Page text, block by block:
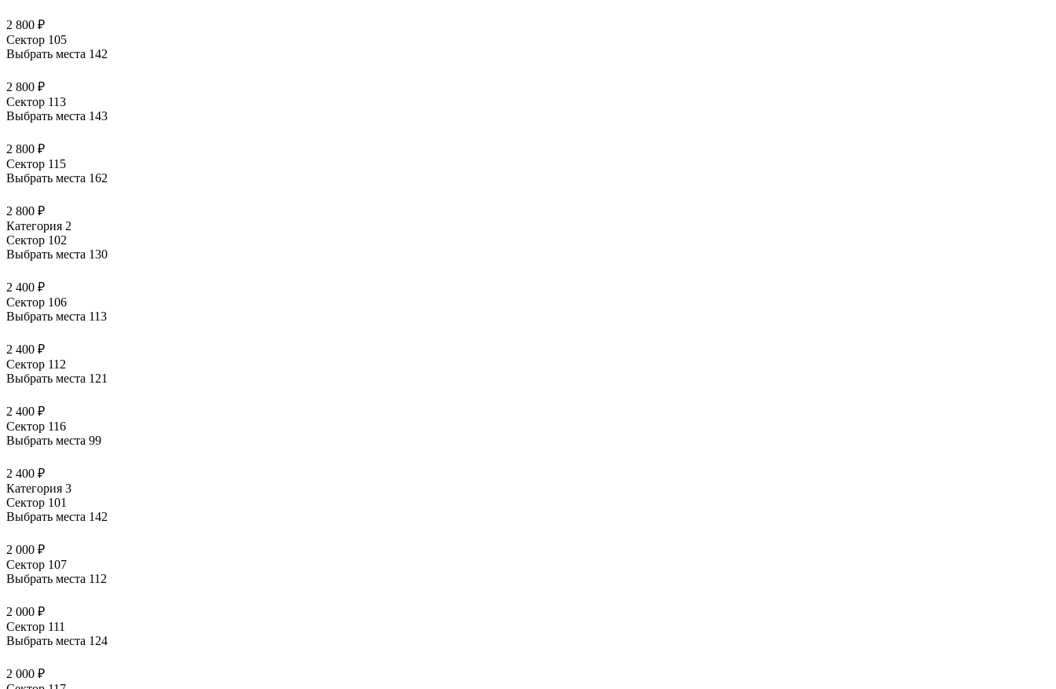
2 800 ₽
Сектор 105
Выбрать места 142
2 800 ₽
Сектор 113
Выбрать места 143
2 800 ₽
Сектор 115
Выбрать места 162
2 800 ₽
Категория 2
Сектор 102
Выбрать места 130
2 400 ₽
Сектор 106
Выбрать места 113
2 400 ₽
Сектор 112
Выбрать места 121
2 400 ₽
Сектор 116
Выбрать места 99
2 400 ₽
Категория 3
Сектор 101
Выбрать места 142
2 000 ₽
Сектор 107
Выбрать места 112
2 000 ₽
Сектор 111
Выбрать места 124
2 000 ₽